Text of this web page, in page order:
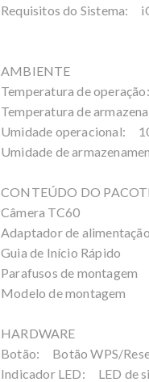
Requisitos do Sistema:
AMBIENTE
Temperatura de
Temperatura de
Umidade operacional:
Umidade de
CONTEÚDO DO
Câmera TC60
Adaptador de
Guia de Início Rápido
Parafusos de montagem
Modelo de montagem
HARDWARE
Botão: Botão WPS/
Indicador LED: LED de